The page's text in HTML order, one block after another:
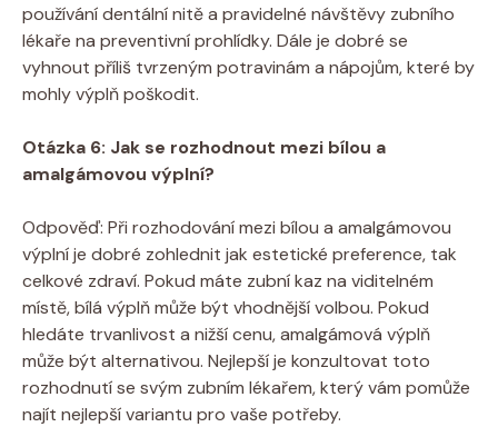
používání dentální nitě a pravidelné návštěvy zubního
lékaře na preventivní prohlídky. Dále je dobré se
vyhnout příliš tvrzeným potravinám a nápojům, které by
mohly výplň poškodit.
Otázka 6: Jak se rozhodnout mezi bílou a
amalgámovou výplní?
Odpověď: Při rozhodování mezi bílou a amalgámovou
výplní je dobré zohlednit jak estetické preference, tak
celkové zdraví. Pokud máte zubní kaz na viditelném
místě, bílá výplň může být vhodnější volbou. Pokud
hledáte trvanlivost a nižší cenu, amalgámová výplň
může být alternativou. Nejlepší je konzultovat toto
rozhodnutí se svým zubním lékařem, který vám pomůže
najít nejlepší variantu pro vaše potřeby.